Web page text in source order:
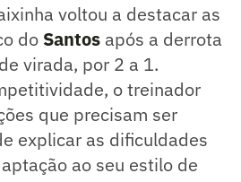
voltou a destacar as
do Santos após a derrota
virada, por 2 a 1.
o treinador
que precisam ser
explicar as dificuldades
ao seu estilo de